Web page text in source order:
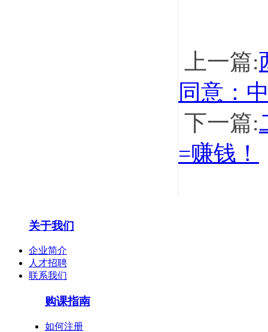
上一篇:
同意：
下一篇:
=赚钱！
关于我们
企业简介
人才招聘
联系我们
购课指南
如何注册